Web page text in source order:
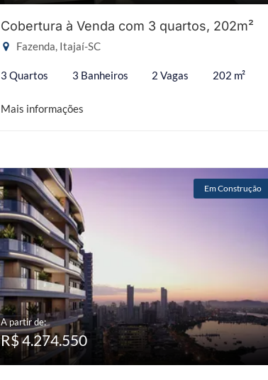
Cobertura à Venda com 3 quartos, 202m²
Fazenda, Itajaí-SC
3 Quartos 3 Banheiros 2 Vagas 202 m²
Mais informações
Em Construção
A partir de:
R$ 4.274.550